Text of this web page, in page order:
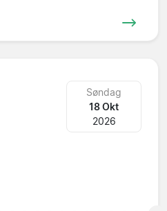
Søndag
18 Okt
2026